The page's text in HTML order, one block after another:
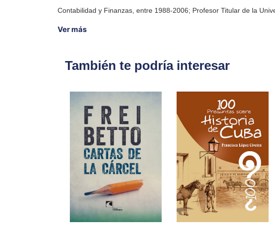
Contabilidad y Finanzas, entre 1988-2006; Profesor Titular de la
Ver más
También te podría interesar